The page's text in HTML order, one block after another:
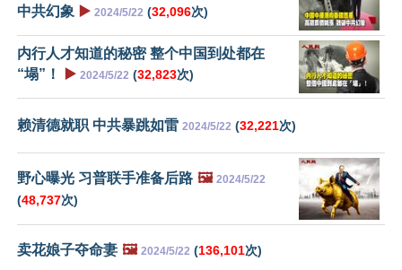
中共幻象 ▶️ 2024/5/22 (32,096次)
内行人才知道的秘密 整个中国到处都在
“塌”！
▶️ 2024/5/22 (32,823次)
赖清德就职 中共暴跳如雷 2024/5/22 (32,221次)
野心曝光 习普联手准备后路 🖼️ 2024/5/22
(48,737次)
卖花娘子夺命妻 🖼️ 2024/5/22 (136,101次)